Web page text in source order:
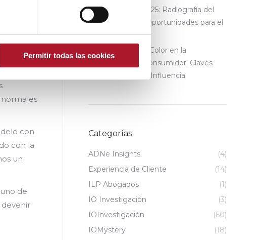
Permitir todas las cookies
con
con la
un
de
devenir
Semana Santa 2025: Radiografía del
Nuevo Viajero y Oportunidades para el
Sector Turístico
La Psicología del Color en la
Experiencia del Consumidor: Claves
para Entender su Influencia
Categorías
ADNe Insights
(4)
Experiencia de Cliente
(14)
ILP Abogados
(1)
IO Investigación
(3)
IOInvestigación
(60)
IOMystery
(18)